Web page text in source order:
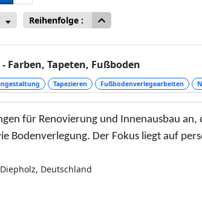
Reihenfolge :
Farben, Tapeten, Fußboden
Tapezieren Fußbodenverlegearbeiten
für Renovierung und Innenausbau
Bodenverlegung. Der Fokus liegt auf
Deutschland